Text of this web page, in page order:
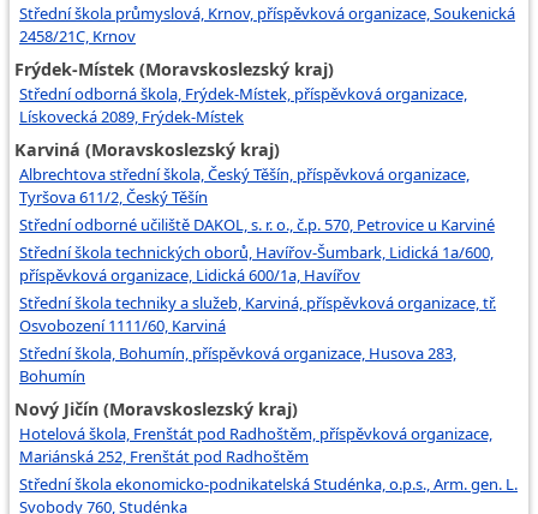
Střední škola průmyslová, Krnov, příspěvková organizace, Soukenická
2458/21C, Krnov
Frýdek-Místek (Moravskoslezský kraj)
Střední odborná škola, Frýdek-Místek, příspěvková organizace,
Lískovecká 2089, Frýdek-Místek
Karviná (Moravskoslezský kraj)
Albrechtova střední škola, Český Těšín, příspěvková organizace,
Tyršova 611/2, Český Těšín
Střední odborné učiliště DAKOL, s. r. o., č.p. 570, Petrovice u Karviné
Střední škola technických oborů, Havířov-Šumbark, Lidická 1a/600,
příspěvková organizace, Lidická 600/1a, Havířov
Střední škola techniky a služeb, Karviná, příspěvková organizace, tř.
Osvobození 1111/60, Karviná
Střední škola, Bohumín, příspěvková organizace, Husova 283,
Bohumín
Nový Jičín (Moravskoslezský kraj)
Hotelová škola, Frenštát pod Radhoštěm, příspěvková organizace,
Mariánská 252, Frenštát pod Radhoštěm
Střední škola ekonomicko-podnikatelská Studénka, o.p.s., Arm. gen. L.
Svobody 760, Studénka